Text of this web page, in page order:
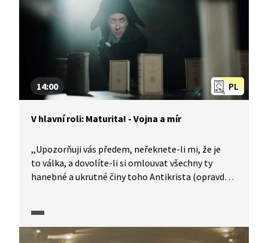
PL
14:00
V hlavní roli: Maturita! - Vojna a mír
,,Upozorňuji vás předem, neřeknete-li mi, že je
to válka, a dovolíte-li si omlouvat všechny ty
hanebné a ukrutné činy toho Antikrista (opravdu
Nu, buďte vítán, buďte vítán." Rozmařilá
aristokratická společnost a její deziluze